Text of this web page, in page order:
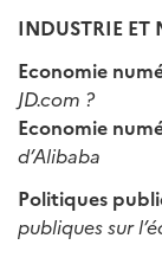
INDUSTRIE ET
Economie
JD.com ?
Economie
d’Alibaba
Politiques
publiques sur